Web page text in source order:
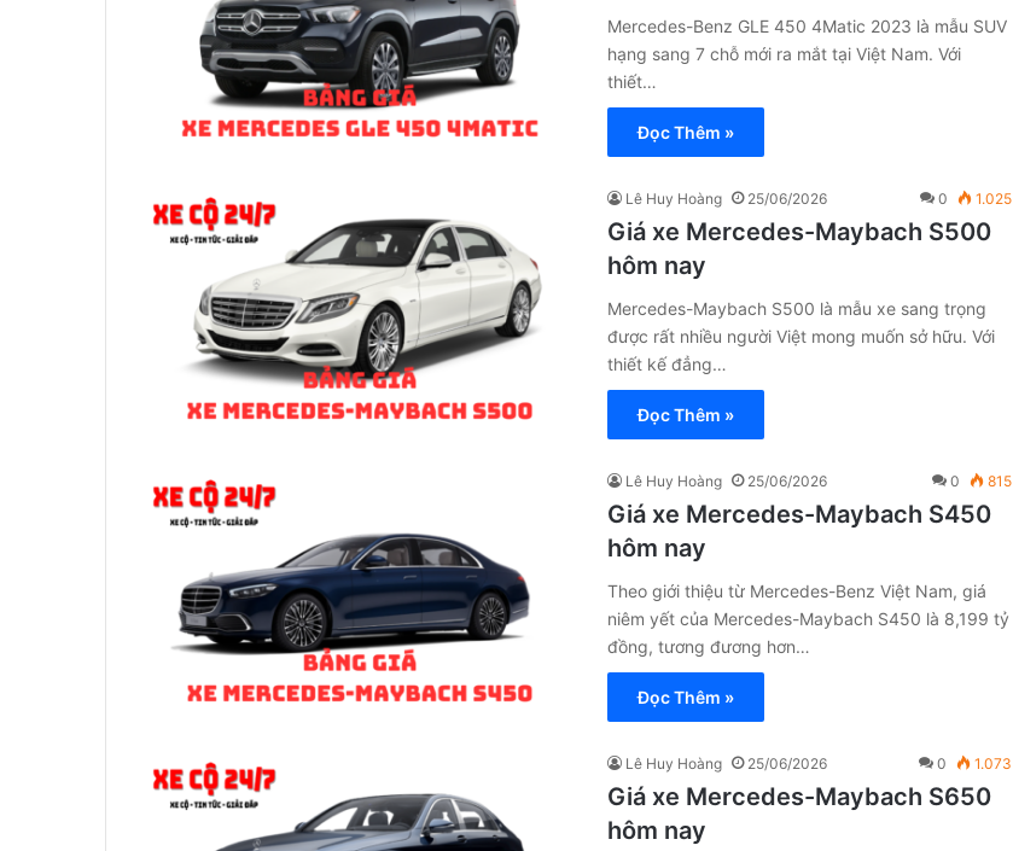
Mercedes-Benz GLE 450 4Matic 2023 là mẫu SUV
hạng sang 7 chỗ mới ra mắt tại Việt Nam. Với
thiết…
Đọc Thêm »
Lê Huy Hoàng 25/06/2026 0 1.025
Giá xe Mercedes-Maybach S500
hôm nay
Mercedes-Maybach S500 là mẫu xe sang trọng
được rất nhiều người Việt mong muốn sở hữu. Với
thiết kế đẳng…
Đọc Thêm »
Lê Huy Hoàng 25/06/2026 0 815
Giá xe Mercedes-Maybach S450
hôm nay
Theo giới thiệu từ Mercedes-Benz Việt Nam, giá
niêm yết của Mercedes-Maybach S450 là 8,199 tỷ
đồng, tương đương hơn…
Đọc Thêm »
Lê Huy Hoàng 25/06/2026 0 1.073
Giá xe Mercedes-Maybach S650
hôm nay